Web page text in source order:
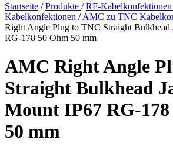
Startseite / Produkte / RF-Kabelkonfektionen
Kabelkonfektionen / AMC zu TNC
Right Angle Plug to TNC Straight Bulkhead
RG-178 50 Ohm 50 mm
AMC Right Angle
Straight Bulkhead
Mount IP67 RG-
50 mm